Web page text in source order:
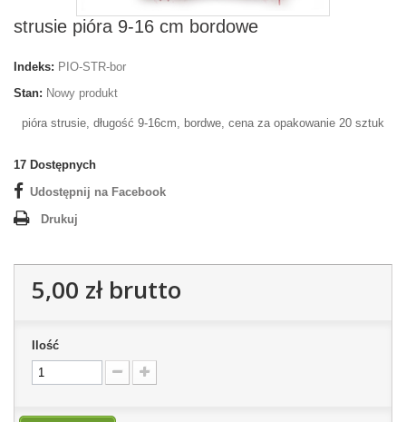
strusie pióra 9-16 cm bordowe
Indeks: PIO-STR-bor
Stan: Nowy produkt
pióra strusie, długość 9-16cm, bordwe, cena za opakowanie 20 sztuk
17 Dostępnych
Udostępnij na Facebook
Drukuj
5,00 złbrutto
Ilość